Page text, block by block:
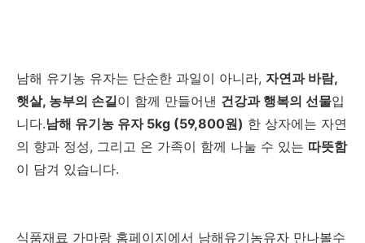
남해 유기농 유자는 단순한 과일이 아니라, 자연과 바람,
햇살, 농부의 손길이 함께 만들어낸 건강과 행복의 선물입
니다.남해 유기농 유자 5kg (59,800원) 한 상자에는 자연
의 향과 정성, 그리고 온 가족이 함께 나눌 수 있는 따뜻함
이 담겨 있습니다.
식품재료 가마랑 홈페이지에서 남해유기농유자 만나볼수